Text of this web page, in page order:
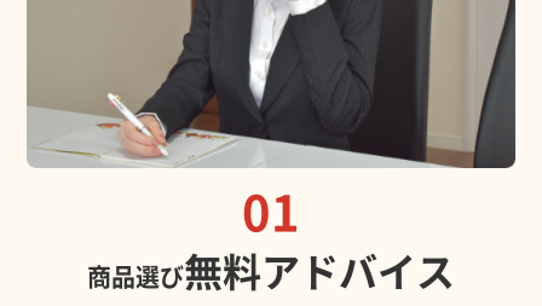
01
商品選び無料アドバイス